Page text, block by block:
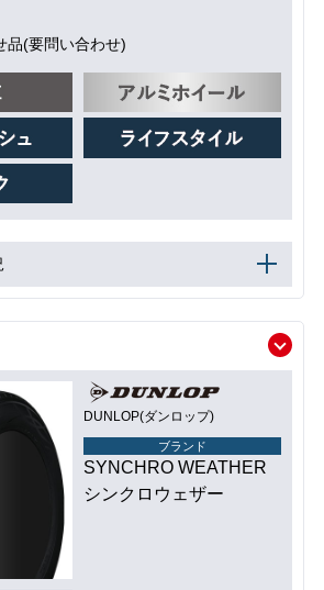
品(要問い合わせ)
DUNLOP(ダンロップ)
ブランド
SYNCHRO WEATHER
シンクロウェザー